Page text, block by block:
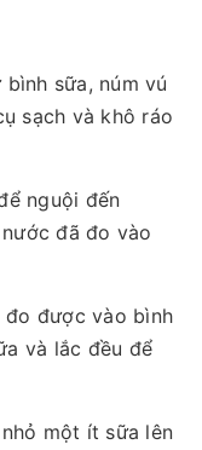
sữa, núm vú
sạch và khô ráo
nguội đến
đã đo vào
đo được vào bình
và lắc đều để
một ít sữa lên